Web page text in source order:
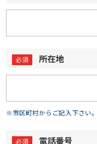
所在地
※市区町村からご記入下さい。
電話番号